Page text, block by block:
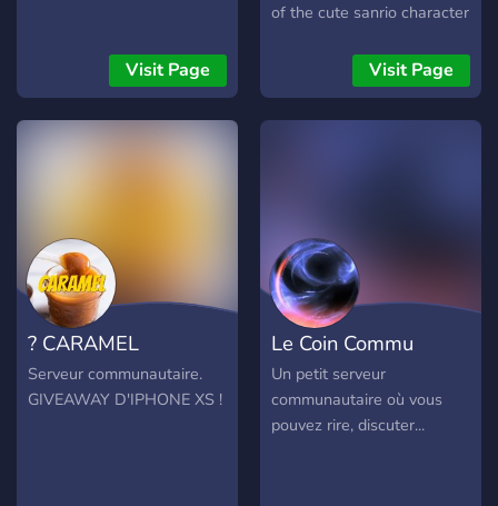
Visit Page
of the cute sanrio character
Visit Page
? CARAMEL
Serveur communautaire.
GIVEAWAY D'IPHONE XS !
Le Coin Commu
Un petit serveur
communautaire où vous
pouvez rire, discuter...